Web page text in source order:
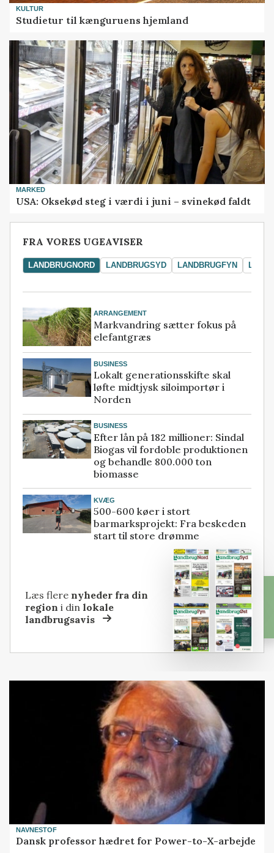
KULTUR
Studietur til kænguruens hjemland
MARKED
USA: Oksekød steg i værdi i juni – svinekød faldt
FRA VORES UGEAVISER
LANDBRUGNORD LANDBRUGSYD LANDBRUGFYN
ARRANGEMENT
Markvandring sætter fokus på
elefantgræs
BUSINESS
Lokalt generationsskifte skal
løfte midtjysk siloimportør i
Norden
BUSINESS
Efter lån på 182 millioner: Sindal
Biogas vil fordoble produktionen
og behandle 800.000 ton
biomasse
KVÆG
500-600 køer i stort
barmarksprojekt: Fra beskeden
start til store drømme
Læs flere nyheder fra din
region i dinlokale
landbrugsavis
NAVNESTOF
Dansk professor hædret for Power-to-X-arbejde